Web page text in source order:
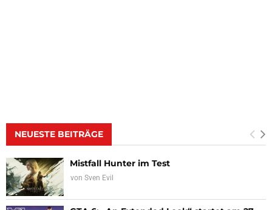
NEUESTE BEITRÄGE
Mistfall Hunter im Test
von Sven Evil